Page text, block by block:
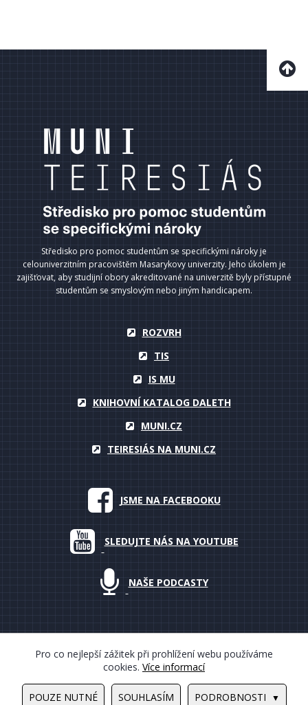
Pro co nejlepší zážitek při prohlížení webu používáme
cookies. Více informací
POUZE NUTNÉ SOUHLASÍM PODROBNOSTI
Středisko pro pomoc studentům se specifickými nároky je
celouniverzitním pracovištěm Masarykovy univerzity. Jeho úkolem je
zajišťovat, aby studijní obory akreditované na univerzitě byly přístupné
studentům se smyslovým nebo jiným handicapem.
ROZVRH
TIS
IS MU
KNIHOVNÍ KATALOG DALETH
MUNI.CZ
TEIRESIÁS NA MUNI.CZ
JSME NA FACEBOOKU
SLEDUJTE NÁS NA YOUTUBE
NAŠE PODCASTY
vyhrazena